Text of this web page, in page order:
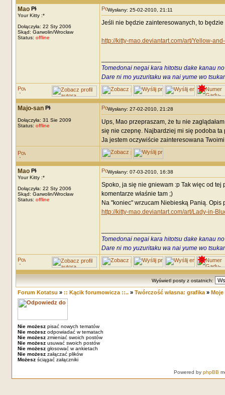
Mao
Your Kitty :*
Dołączyła: 22 Sty 2006
Skąd: Garwolin/Wrocław
Status: offline
Wysłany: 25-02-2010, 21:11
Jeśli nie będzie zainteresowanych, to
http://kitty-mao.deviantart.com/art/Yellow-
Tomedonai negai kara hitotsu dake kanau
Dare ni mo yuzuritaku wa nai yume wo
Majo-san
Dołączyła: 31 Sie 2009
Status: offline
Wysłany: 27-02-2010, 21:28
Ups, Mao przepraszam, że tu nie
się nie czepnę. Najbardziej mi się podoba
Ja jestem oczywiście zainteresowana
Mao
Your Kitty :*
Dołączyła: 22 Sty 2006
Skąd: Garwolin/Wrocław
Status: offline
Wysłany: 07-03-2010, 16:38
Spoko, ja się nie gniewam :p Tak więc od tej
komentarze właśnie tam ;)
Na "koniec" wrzucam Niebieską Panią. Opis
http://kitty-mao.deviantart.com/art/Lady-in-
Tomedonai negai kara hitotsu dake kanau
Dare ni mo yuzuritaku wa nai yume wo
Wyświetl posty z ostatnich:
Forum Kotatsu » :: Kącik forumowicza ::..» Twórczość własna: grafika» Moje
Nie możeszpisać nowych tematów
Nie możeszodpowiadać w tematach
Nie możeszzmieniać swoich postów
Nie możeszusuwać swoich postów
Nie możeszgłosować w ankietach
Nie możeszzałączać plików
Możeszściągać załączniki
Powered by phpBB